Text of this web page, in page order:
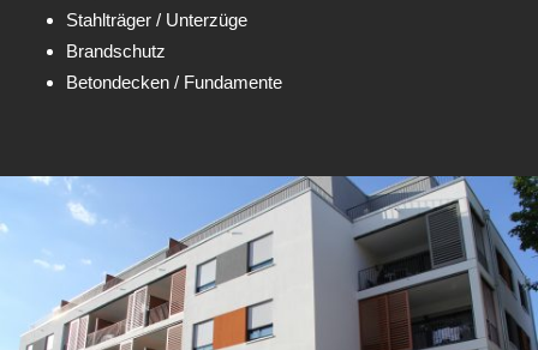
Stahlträger / Unterzüge
Brandschutz
Betondecken / Fundamente